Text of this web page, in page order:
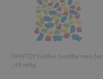
DANTOY Großes Sandformen-Set
, 48 teilig